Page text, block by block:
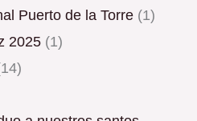
Puerto de la Torre (1)
2025 (1)